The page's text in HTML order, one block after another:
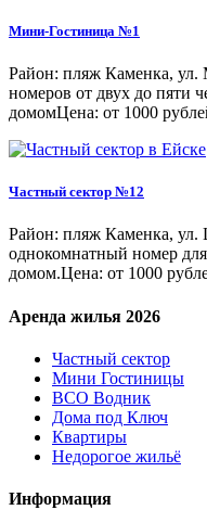
Мини-Гостиница №1
Район: пляж Каменка, ул.
номеров от двух до пяти
домомЦена: от 1000
Частный сектор №12
Район: пляж Каменка,
однокомнатный номер
домом.Цена: от 1000
Аренда жилья 2026
Частный сектор
Мини Гостиницы
ВСО Водник
Дома под Ключ
Квартиры
Недорогое жильё
Информация